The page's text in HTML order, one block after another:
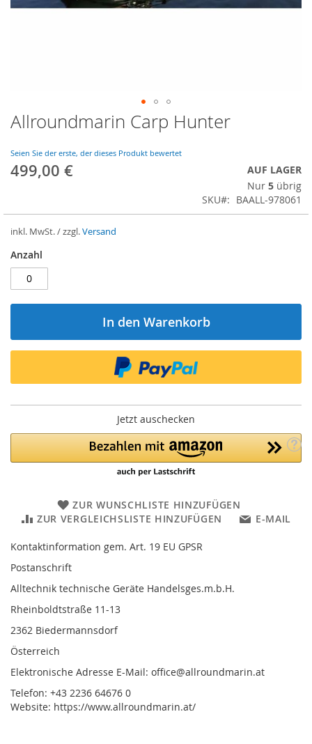
Zum
Anfang
Bildergalerie
springen
Allroundmarin Carp Hunter
Seien Sie der erste, der dieses Produkt bewertet
499,00 €
AUF LAGER
Nur 5 übrig
SKU
BAALL-978061
inkl. MwSt. / zzgl.Versand
Anzahl
In den Warenkorb
Jetzt auschecken
ZUR WUNSCHLISTE HINZUFÜGEN
ZUR VERGLEICHSLISTE HINZUFÜGEN
E-MAIL
Kontaktinformation gem. Art. 19 EU GPSR
Postanschrift
Alltechnik technische Geräte Handelsges.m.b.H.
Rheinboldtstraße 11-13
2362 Biedermannsdorf
Österreich
Elektronische Adresse E-Mail: office@allroundmarin.at
Telefon: +43 2236 64676 0
Website: https://www.allroundmarin.at/